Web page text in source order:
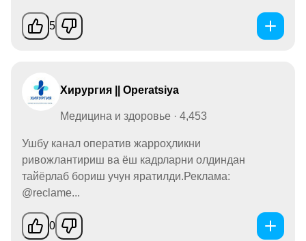
5
Хирургия || Operatsiya
Медицина и здоровье · 4,453
Ушбу канал оператив жарроҳликни
ривожлантириш ва ёш кадрларни олдиндан
тайёрлаб бориш учун яратилди.Реклама:
@reclame...
0